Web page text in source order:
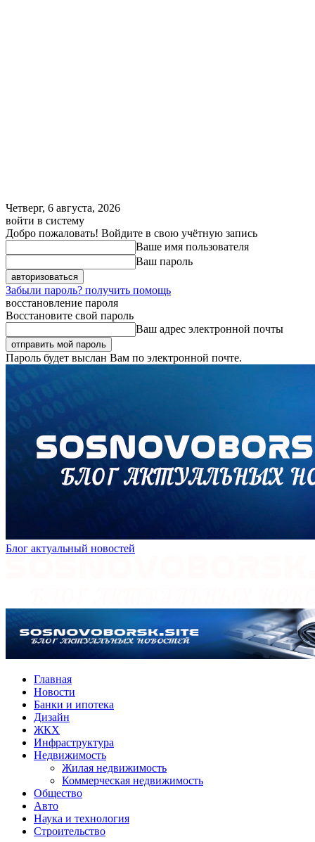
Четверг, 6 августа, 2026
войти в систему
Добро пожаловать! Войдите в свою учётную запись
Ваше имя пользователя
Ваш пароль
Забыли пароль? получить помощь
восстановление пароля
Восстановите свой пароль
Ваш адрес электронной почты
Пароль будет выслан Вам по электронной почте.
Блог актуальный новостей
Главная
Новости
Банки и ипотека
Дизайн
ЖКХ
Инфраструктура
Недвижимость
Жилая недвижимость
Коммерческая недвижимость
Общество
Авто
Наука и технология
Строительство